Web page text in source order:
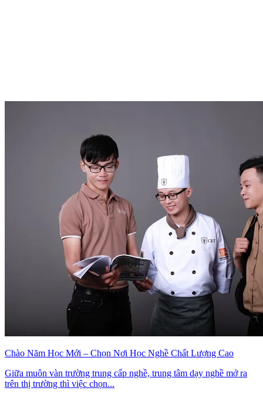
Chào Năm Học Mới – Chọn Nơi Học Nghề Chất Lượng Cao
Giữa muôn vàn trường trung cấp nghề, trung tâm dạy nghề mở ra
trên thị trường thì việc chọn...